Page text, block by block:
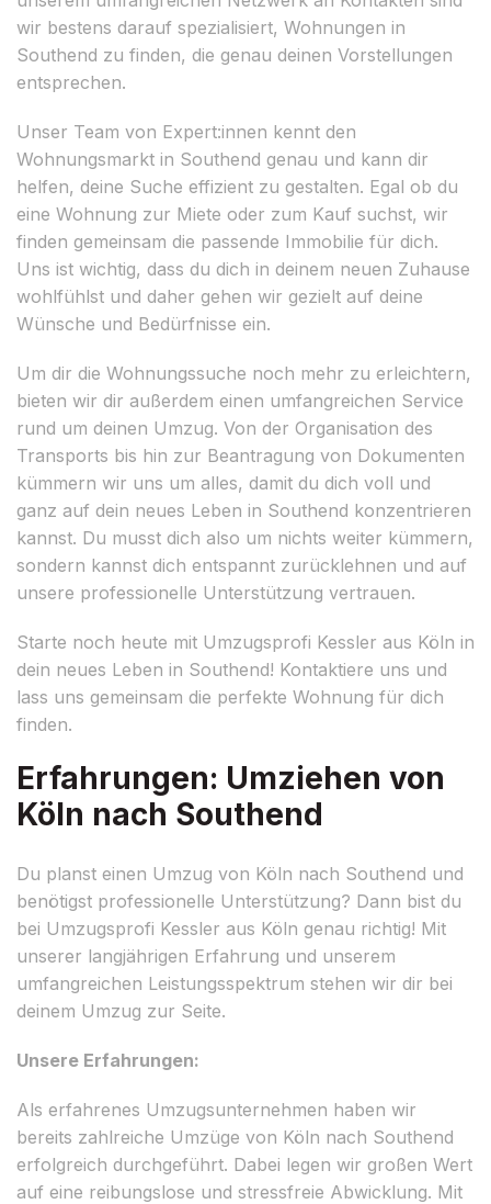
wir bestens darauf spezialisiert, Wohnungen in
Southend zu finden, die genau deinen Vorstellungen
entsprechen.
Unser Team von Expert:innen kennt den
Wohnungsmarkt in Southend genau und kann dir
helfen, deine Suche effizient zu gestalten. Egal ob du
eine Wohnung zur Miete oder zum Kauf suchst, wir
finden gemeinsam die passende Immobilie für dich.
Uns ist wichtig, dass du dich in deinem neuen Zuhause
wohlfühlst und daher gehen wir gezielt auf deine
Wünsche und Bedürfnisse ein.
Um dir die Wohnungssuche noch mehr zu erleichtern,
bieten wir dir außerdem einen umfangreichen Service
rund um deinen Umzug. Von der Organisation des
Transports bis hin zur Beantragung von Dokumenten
kümmern wir uns um alles, damit du dich voll und
ganz auf dein neues Leben in Southend konzentrieren
kannst. Du musst dich also um nichts weiter kümmern,
sondern kannst dich entspannt zurücklehnen und auf
unsere professionelle Unterstützung vertrauen.
Starte noch heute mit Umzugsprofi Kessler aus Köln in
dein neues Leben in Southend! Kontaktiere uns und
lass uns gemeinsam die perfekte Wohnung für dich
finden.
Erfahrungen: Umziehen von
Köln nach Southend
Du planst einen Umzug von Köln nach Southend und
benötigst professionelle Unterstützung? Dann bist du
bei Umzugsprofi Kessler aus Köln genau richtig! Mit
unserer langjährigen Erfahrung und unserem
umfangreichen Leistungsspektrum stehen wir dir bei
deinem Umzug zur Seite.
Unsere Erfahrungen:
Als erfahrenes Umzugsunternehmen haben wir
bereits zahlreiche Umzüge von Köln nach Southend
erfolgreich durchgeführt. Dabei legen wir großen Wert
auf eine reibungslose und stressfreie Abwicklung. Mit